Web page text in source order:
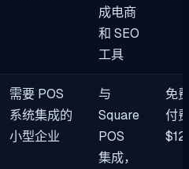
成电商
和 SEO
工具
需要 POS
系统集成的
小型企业
与
Square
POS
集成，
免
付